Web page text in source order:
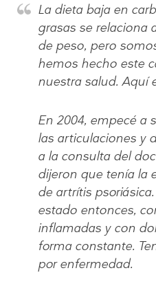
La dieta baja en
grasas se relaciona
de peso, pero
hemos hecho este
nuestra salud. Aquí
En 2004, empecé a
las articulaciones y
a la consulta del
dijeron que tenía la
de artrítis
estado entonces,
inflamadas y con
forma constante.
por enfermedad.